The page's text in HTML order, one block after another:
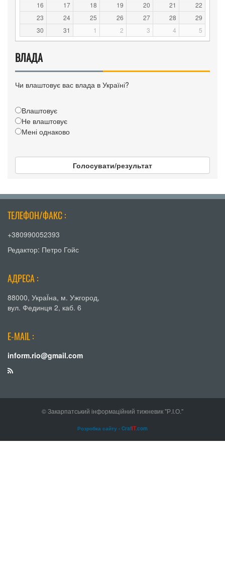
16
17 18 19 20 21
22
23
24 25 26 27 28
29
30
31 1 2 3 4 5
ВЛАДА
Чи влаштовує вас влада в Україні?
Влаштовує
Не влаштовує
Мені однаково
Голосувати/результат
ТЕЛЕФОН/ФАКС :
+380990052393
Редактор: Петро Гойс
АДРЕСА :
88000, УкраЇна, м. Ужгород,
вул. Фединця 2, каб. 6
E-MAIL :
inform.rio@gmail.com
© Закарпатський інформаційний тижневик "Р.І.О."
Розробка сайту - CrafIT.com